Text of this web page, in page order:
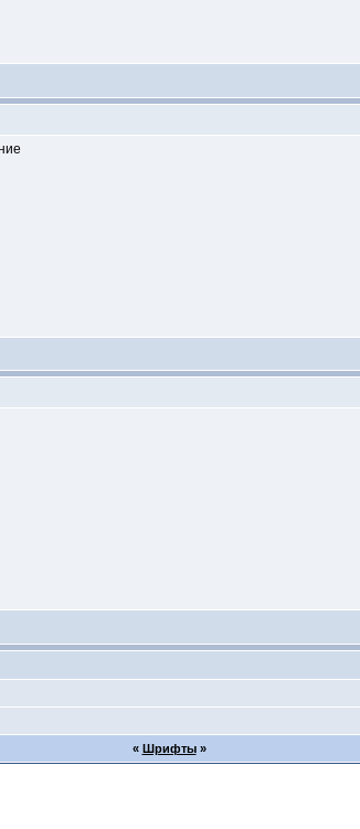
« Шрифты»